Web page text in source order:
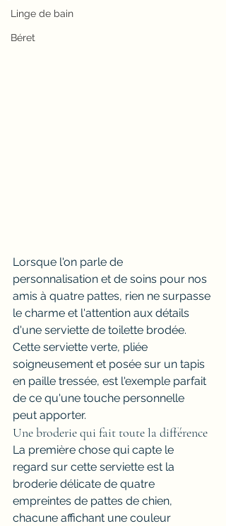
Linge de bain
Béret
Lorsque l'on parle de
personnalisation et de soins pour nos
amis à quatre pattes, rien ne surpasse
le charme et l'attention aux détails
d'une serviette de toilette brodée.
Cette serviette verte, pliée
soigneusement et posée sur un tapis
en paille tressée, est l'exemple parfait
de ce qu'une touche personnelle
peut apporter.
Une broderie qui fait toute la différence
La première chose qui capte le
regard sur cette serviette est la
broderie délicate de quatre
empreintes de pattes de chien,
chacune affichant une couleur